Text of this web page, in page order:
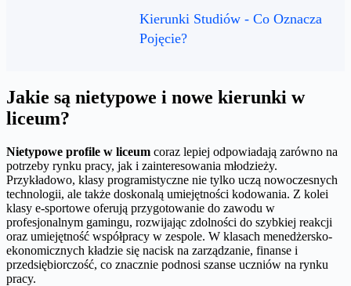
Kierunki Studiów - Co Oznacza
Pojęcie?
Jakie są nietypowe i nowe kierunki w
liceum?
Nietypowe profile w liceum coraz lepiej odpowiadają zarówno na
potrzeby rynku pracy, jak i zainteresowania młodzieży.
Przykładowo, klasy programistyczne nie tylko uczą nowoczesnych
technologii, ale także doskonalą umiejętności kodowania. Z kolei
klasy e-sportowe oferują przygotowanie do zawodu w
profesjonalnym gamingu, rozwijając zdolności do szybkiej reakcji
oraz umiejętność współpracy w zespole. W klasach menedżersko-
ekonomicznych kładzie się nacisk na zarządzanie, finanse i
przedsiębiorczość, co znacznie podnosi szanse uczniów na rynku
pracy.